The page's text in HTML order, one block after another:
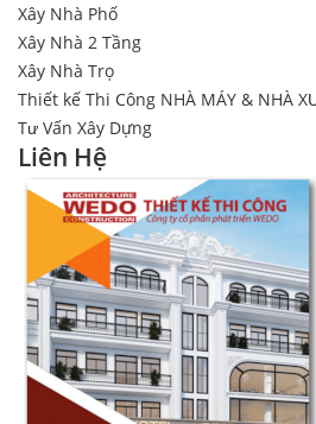
Xây Nhà Phố
Xây Nhà 2 Tầng
Xây Nhà Trọ
Thiết kế Thi Công NHÀ MÁY & NHÀ
Tư Vấn Xây Dựng
Liên Hệ